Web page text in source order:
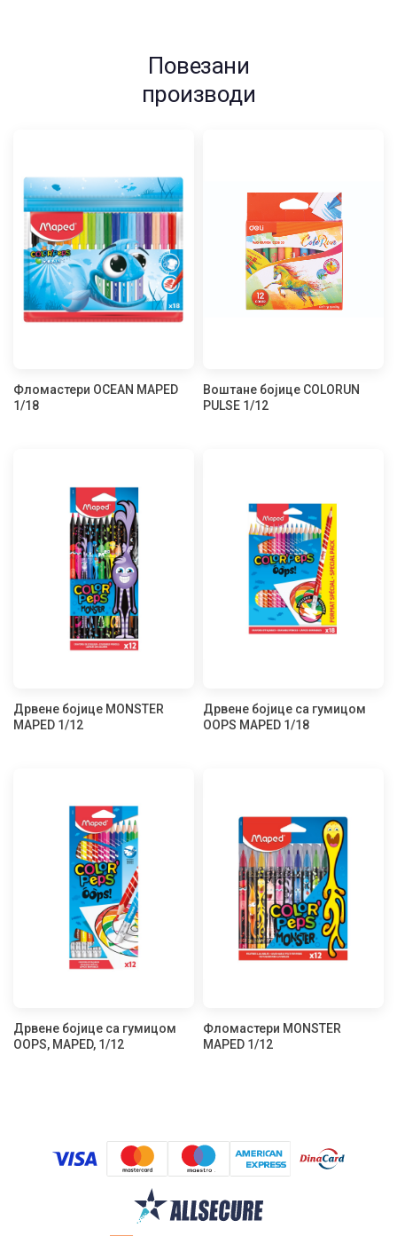
Повезани
производи
Фломастери OCEAN MAPED
1/18
Воштане бојице COLORUN
PULSE 1/12
Дрвене бојице MONSTER
MAPED 1/12
Дрвене бојице са гумицом
OOPS MAPED 1/18
Дрвене бојице са гумицом
OOPS, MAPED, 1/12
Фломастери MONSTER
MAPED 1/12